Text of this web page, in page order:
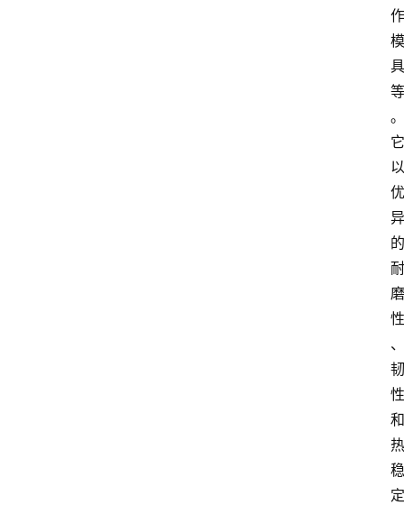
作
模
具
等
。
它
以
优
异
的
耐
磨
性
、
韧
性
和
热
稳
定